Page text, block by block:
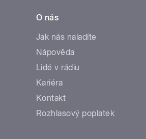
O nás
Jak nás naladíte
Nápověda
Lidé v rádiu
Kariéra
Kontakt
Rozhlasový poplatek